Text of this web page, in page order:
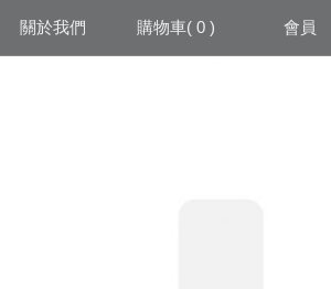
關於我們 購物車( 0 ) 會員